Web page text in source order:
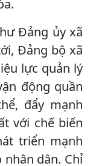
Đảng ủy xã
Đảng bộ xã
lực quản lý
động quần
đẩy mạnh
với chế biến
triển mạnh
nhân dân. Chỉ